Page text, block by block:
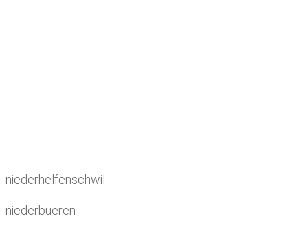
niederhelfenschwil
niederbueren